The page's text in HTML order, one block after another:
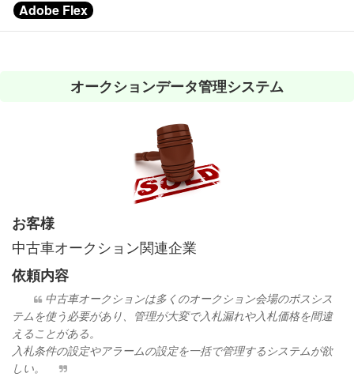
Adobe Flex
オークションデータ管理システム
お客様
中古車オークション関連企業
依頼内容
中古車オークションは多くのオークション会場のポスシス
テムを使う必要があり、管理が大変で入札漏れや入札価格を間違
えることがある。
入札条件の設定やアラームの設定を一括で管理するシステムが欲
しい。